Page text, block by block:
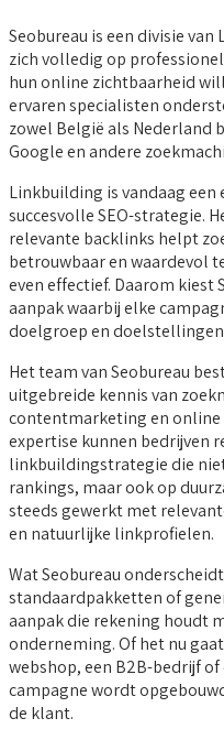
Seobureau is een divisie
zich volledig op
hun online zichtbaarheid
ervaren specialisten
zowel België als Nederland
Google en andere
Linkbuilding is vandaag een
succesvolle SEO-strategie.
relevante backlinks helpt
betrouwbaar en waardevol
even effectief. Daarom kiest
aanpak waarbij elke
doelgroep en
Het team van Seobureau
uitgebreide kennis van
contentmarketing en online
expertise kunnen bedrijven
linkbuildingstrategie die
rankings, maar ook op
steeds gewerkt met
en natuurlijke linkprofielen.
Wat Seobureau
standaardpakketten of
aanpak die rekening houdt
onderneming. Of het nu
webshop, een B2B-bedrijf
campagne wordt
de klant.